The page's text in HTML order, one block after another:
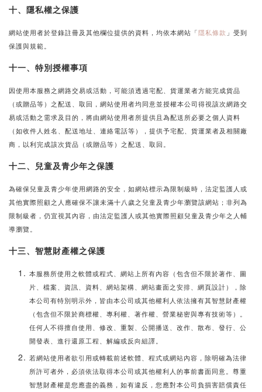
十、隱私權之保護
網站使用者於登錄註冊及其他欄位提供的資料，均依本網站「隱私條款 」受到
保護與規範。
十一、特別授權事項
因使用本服務之網路交易或活動，可能須透過宅配、貨運業者方能完成貨品
（或贈品等）之配送、取回，網站使用者均同意並授權本公司得視該次網路交
易或活動之需求及目的，將由網站使用者所提供且為配送所必要之個人資料
（如收件人姓名、配送地址、連絡電話等），提供予宅配、貨運業者及相關廠
商，以利完成該次貨品（或贈品等）之配送、取回。
十二、兒童及青少年之保護
為確保兒童及青少年使用網路的安全，如網站標示為限制級時，法定監護人或
其他實際照顧之人應確保不讓未滿十八歲之兒童及青少年瀏覽該網站；非列為
限制級者，仍宜視其內容，由法定監護人或其他實際照顧兒童及青少年之人輔
導瀏覽。
十三、智慧財產權之保護
本服務所使用之軟體或程式、網站上所有內容（包含但不限於著作、圖
片、檔案、資訊、資料、網站架構、網站畫面之安排、網頁設計），除
本公司有特別明示外，皆由本公司或其他權利人依法擁有其智慧財產權
（包含但不限於商標權、專利權、著作權、營業秘密與專有技術等）。
任何人不得擅自使用、修改、重製、公開播送、改作、散布、發行、公
開發表、進行還原工程、解編或反向組譯。
若網站使用者欲引用或轉載前述軟體、程式或網站內容，除明確為法律
所許可者外，必須依法取得本公司或其他權利人的事前書面同意。尊重
智慧財產權是您應盡的義務，如有違反，您應對本公司負損害賠償責任